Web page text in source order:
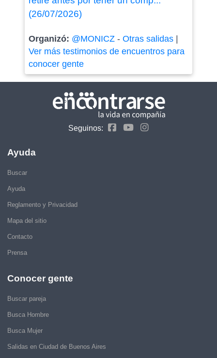
(26/07/2026)
Organizó: @MONICZ- Otras salidas|
Ver más testimonios de encuentros para
conocer gente
Seguinos:
Ayuda
Buscar
Ayuda
Reglamento y Privacidad
Mapa del sitio
Contacto
Prensa
Conocer gente
Buscar pareja
Busca Hombre
Busca Mujer
Salidas en Ciudad de Buenos Aires